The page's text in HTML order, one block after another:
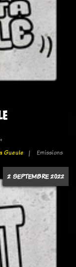
Gueule Emissions
2 SEPTEMBRE 2022